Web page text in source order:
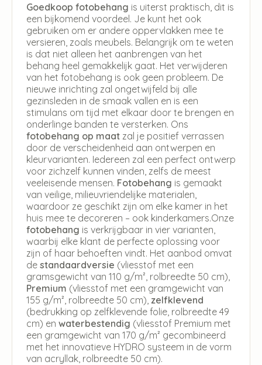
Goedkoop fotobehang is uiterst praktisch, dit is
een bijkomend voordeel. Je kunt het ook
gebruiken om er andere oppervlakken mee te
versieren, zoals meubels. Belangrijk om te weten
is dat niet alleen het aanbrengen van het
behang heel gemakkelijk gaat. Het verwijderen
van het fotobehang is ook geen probleem. De
nieuwe inrichting zal ongetwijfeld bij alle
gezinsleden in de smaak vallen en is een
stimulans om tijd met elkaar door te brengen en
onderlinge banden te versterken. Ons
fotobehang op maat zal je positief verrassen
door de verscheidenheid aan ontwerpen en
kleurvarianten. Iedereen zal een perfect ontwerp
voor zichzelf kunnen vinden, zelfs de meest
veeleisende mensen. Fotobehang is gemaakt
van veilige, milieuvriendelijke materialen,
waardoor ze geschikt zijn om elke kamer in het
huis mee te decoreren – ook kinderkamers.Onze
fotobehang is verkrijgbaar in vier varianten,
waarbij elke klant de perfecte oplossing voor
zijn of haar behoeften vindt. Het aanbod omvat
de standaardversie (vliesstof met een
gramsgewicht van 110 g/m², rolbreedte 50 cm),
Premium (vliesstof met een gramgewicht van
155 g/m², rolbreedte 50 cm), zelfklevend
(bedrukking op zelfklevende folie, rolbreedte 49
cm) en waterbestendig (vliesstof Premium met
een gramgewicht van 170 g/m² gecombineerd
met het innovatieve HYDRO systeem in de vorm
van acryllak, rolbreedte 50 cm).